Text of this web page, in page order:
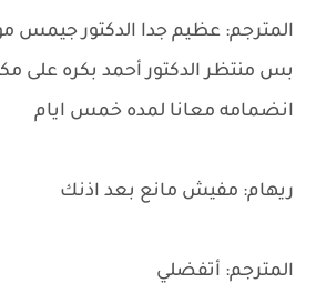
المترجم: عظيم جدا الدكتور جيمس
بس منتظر الدكتور أحمد بكره على
انضمامه معانا لمده خمس ايام
ريهام: مفيش مانع بعد اذنك
المترجم: أتفضلي